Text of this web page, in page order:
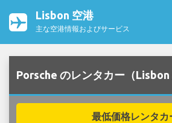
Lisbon 空港
主な空港情報およびサービス
Porsche のレンタカー（Lisbon
最低価格レンタカ